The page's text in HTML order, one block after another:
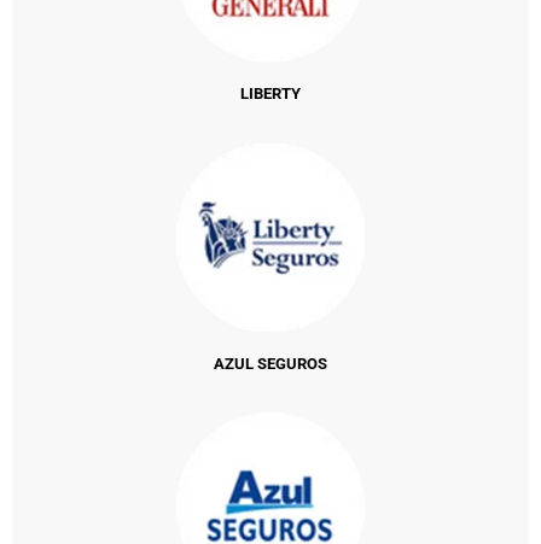
LIBERTY
AZUL SEGUROS